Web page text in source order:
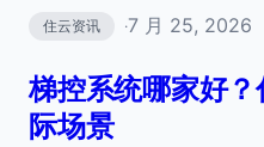
住云资讯 ·7 月 25, 2026
梯控系统哪家好
际场景